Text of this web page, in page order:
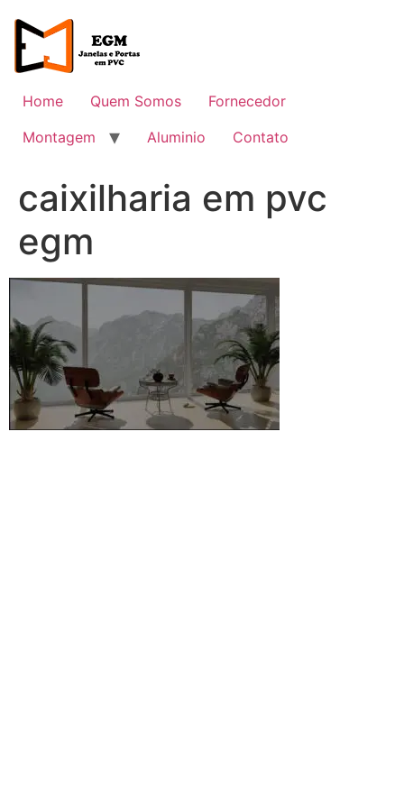
para
conteúdo
Home
Quem Somos
Fornecedor
Montagem
Aluminio Contato
caixilharia em pvc
egm